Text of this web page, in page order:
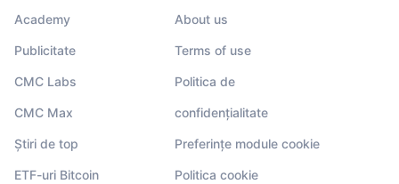
Academy
Publicitate
CMC Labs
CMC Max
Știri de top
ETF-uri Bitcoin
About us
Terms of use
Politica de
confidențialitate
Preferințe module cookie
Politica cookie